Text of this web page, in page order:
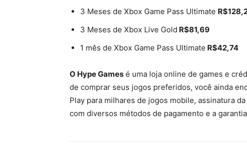
3 Meses de Xbox Game Pass Ultimate
3 Meses de Xbox Live Gold R$81,69
1 mês de Xbox Game Pass Ultimate R$42,74
O Hype Games é uma loja online de games e
de comprar seus jogos preferidos, você ainda
Play para milhares de jogos mobile, assinatura
com diversos métodos de pagamento e a